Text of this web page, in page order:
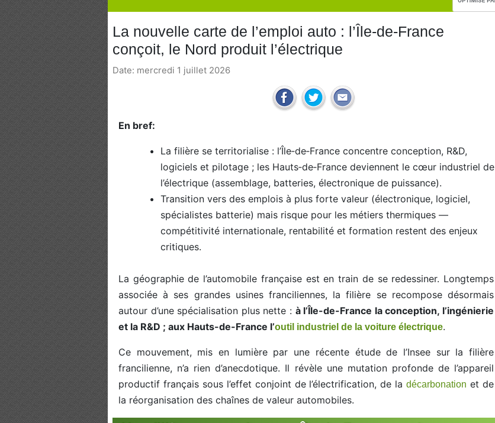
La nouvelle carte de l’emploi auto : l’Île-de-France
conçoit, le Nord produit l’électrique
Date: mercredi 1 juillet 2026
En bref:
La filière se territorialise : l’Île‑de‑France concentre conception, R&D,
logiciels et pilotage ; les Hauts‑de‑France deviennent le cœur industriel de
l’électrique (assemblage, batteries, électronique de puissance).
Transition vers des emplois à plus forte valeur (électronique, logiciel,
spécialistes batterie) mais risque pour les métiers thermiques —
compétitivité internationale, rentabilité et formation restent des enjeux
critiques.
La géographie de l’automobile française est en train de se redessiner. Longtemps
associée à ses grandes usines franciliennes, la filière se recompose désormais
autour d’une spécialisation plus nette : à l’Île-de-France la conception, l’ingénierie
et la R&D ; aux Hauts-de-France l’outil industriel de la voiture électrique.
Ce mouvement, mis en lumière par une récente étude de l’Insee sur la filière
francilienne, n’a rien d’anecdotique. Il révèle une mutation profonde de l’appareil
productif français sous l’effet conjoint de l’électrification, de ladécarbonation et de
la réorganisation des chaînes de valeur automobiles.